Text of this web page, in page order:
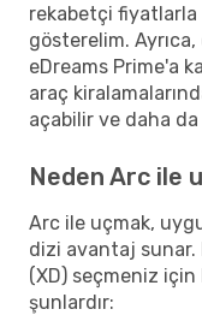
rekabetçi
gösterelim.
eDreams Prime'a
araç
açabilir ve daha
Neden Arc ile
Arc ile uçmak,
dizi avantaj
(XD) seçmeniz için
şunlardır: